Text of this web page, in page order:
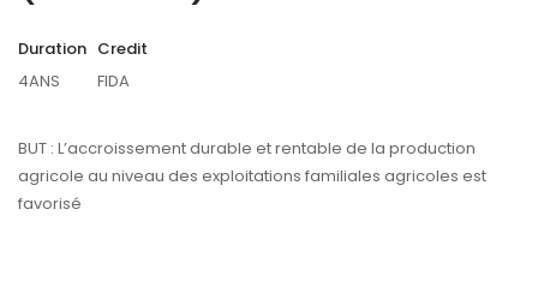
Duration
4ANS
Credit
FIDA
BUT : L’accroissement durable et rentable de la production
agricole au niveau des exploitations familiales agricoles est
favorisé